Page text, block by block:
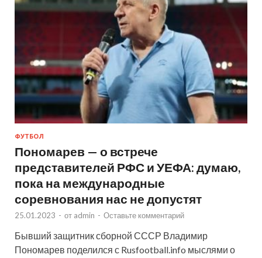
ФУТБОЛ
Пономарев — о встрече
представителей РФС и УЕФА: думаю,
пока на международные
соревнования нас не допустят
25.01.2023 - от admin - Оставьте комментарий
Бывший защитник сборной СССР Владимир
Пономарев поделился с Rusfootball.info мыслями о